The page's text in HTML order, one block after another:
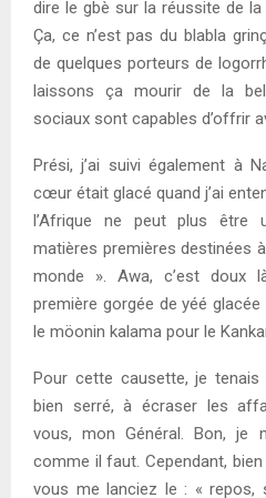
dire le gbè sur la réussite de
Ça, ce n’est pas du blabla
de quelques porteurs de
laissons ça mourir de la
sociaux sont capables d’offrir
Prési, j’ai suivi également à
cœur était glacé quand j’ai
l’Afrique ne peut plus être
matières premières destinées
monde ». Awa, c’est doux
première gorgée de yéé
le möonin kalama pour le
Pour cette causette, je
bien serré, à écraser les
vous, mon Général. Bon, je
comme il faut. Cependant,
vous me lanciez le : « repos,